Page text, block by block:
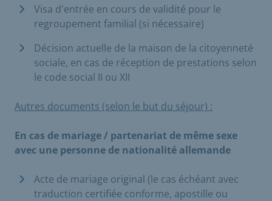
Visa d'entrée en cours de validité pour le
regroupement familial (si nécessaire)
Décision actuelle de la maison de la citoyenneté
sociale, en cas de réception de prestations selon
le code social II ou XII
Autres documents (selon le but du séjour) :
En cas de mariage / partenariat de même sexe
avec une personne de nationalité allemande
Acte de mariage original (le cas échéant avec
traduction certifiée conforme, apostille ou